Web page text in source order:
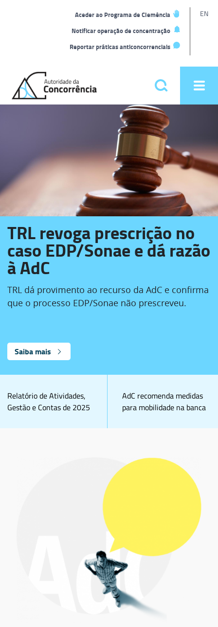
Aceder ao Programa de Clemência
Notificar operação de concentração
Reportar práticas anticoncorrenciais
EN
home
Menu
principal
Pesquisar
TRL revoga prescrição no
caso EDP/Sonae e dá razão
à AdC
TRL dá provimento ao recurso da AdC e confirma
que o processo EDP/Sonae não prescreveu.
Saiba mais
AdC recomenda medidas
para mobilidade na banca
Relatório de Atividades,
Gestão e Contas de 2025